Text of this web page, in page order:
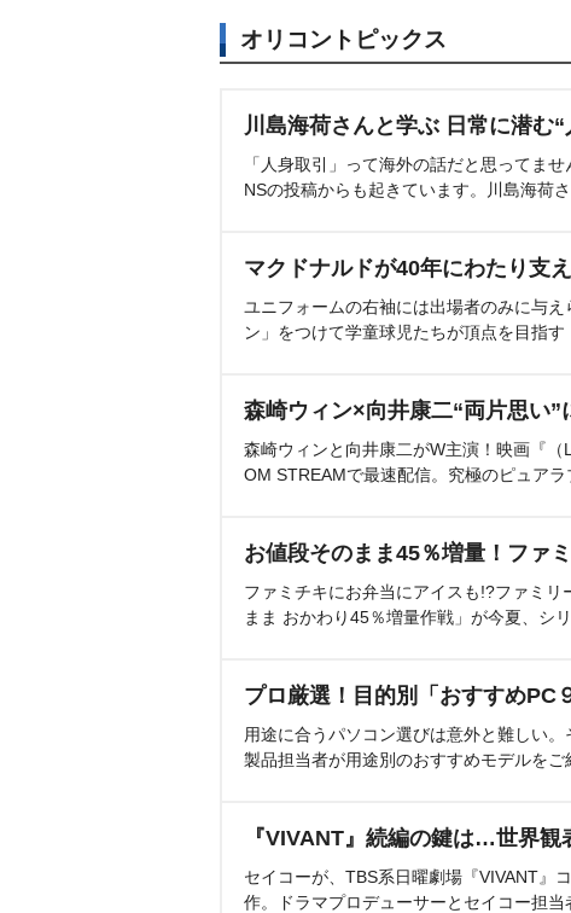
オリコントピックス
川島海荷さんと学ぶ 日常に潜む
「人身取引」って海外の話だと思ってま
NSの投稿からも起きています。川島海荷
マクドナルドが40年にわたり支
ユニフォームの右袖には出場者のみに与
ン」をつけて学童球児たちが頂点を目指す
森崎ウィン×向井康二“両片思い”
森崎ウィンと向井康二がW主演！映画『
OM STREAMで最速配信。究極のピュアラ
お値段そのまま45％増量！ファ
ファミチキにお弁当にアイスも!?ファミ
まま おかわり45％増量作戦」が今夏、シ
プロ厳選！目的別「おすすめPC
用途に合うパソコン選びは意外と難しい
製品担当者が用途別のおすすめモデルをご
『VIVANT』続編の鍵は…世界観
セイコーが、TBS系日曜劇場『VIVANT』
作。ドラマプロデューサーとセイコー担当